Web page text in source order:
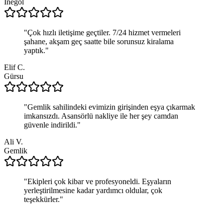
"Çok hızlı iletişime geçtiler. 7/24 hizmet vermeleri
şahane, akşam geç saatte bile sorunsuz kiralama
yaptık."
Elif C.
Gürsu
"Gemlik sahilindeki evimizin girişinden eşya çıkarmak
imkansızdı. Asansörlü nakliye ile her şey camdan
güvenle indirildi."
Ali V.
Gemlik
"Ekipleri çok kibar ve profesyoneldi. Eşyaların
yerleştirilmesine kadar yardımcı oldular, çok
teşekkürler."